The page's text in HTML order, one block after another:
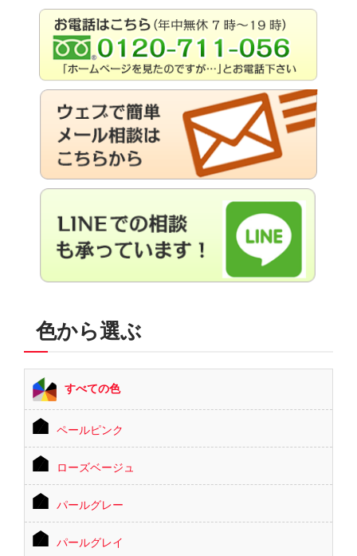
色から選ぶ
すべての色
ペールピンク
ローズベージュ
パールグレー
パールグレイ